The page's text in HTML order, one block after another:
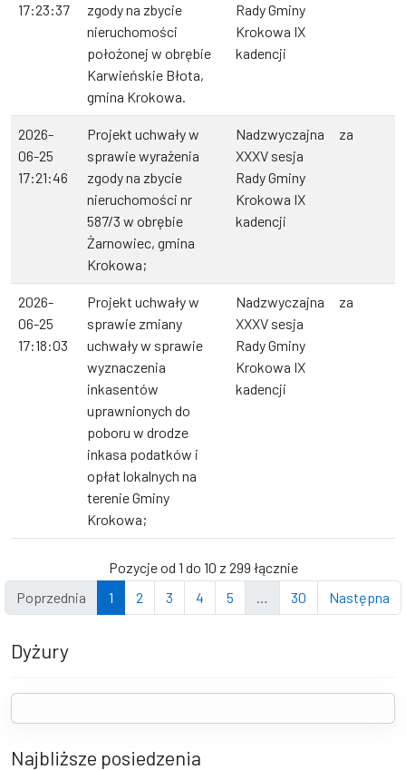
17:23:37
zgody na zbycie
nieruchomości
położonej w obrębie
Karwieńskie Błota,
gmina Krokowa.
Rady Gminy
Krokowa IX
kadencji
2026-
06-25
17:21:46
Projekt uchwały w
sprawie wyrażenia
zgody na zbycie
nieruchomości nr
587/3 w obrębie
Żarnowiec, gmina
Krokowa;
Nadzwyczajna
XXXV sesja
Rady Gminy
Krokowa IX
kadencji
za
2026-
06-25
17:18:03
Projekt uchwały w
sprawie zmiany
uchwały w sprawie
wyznaczenia
inkasentów
uprawnionych do
poboru w drodze
inkasa podatków i
opłat lokalnych na
terenie Gminy
Krokowa;
Nadzwyczajna
XXXV sesja
Rady Gminy
Krokowa IX
kadencji
za
Pozycje od 1 do 10 z 299 łącznie
Poprzednia
1 2 3 4 5 30 Następna
Dyżury
Najbliższe posiedzenia